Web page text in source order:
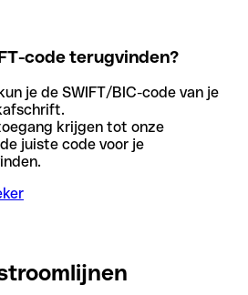
code terugvinden?
je de SWIFT/BIC-code van je
krijgen tot onze
juiste code voor je